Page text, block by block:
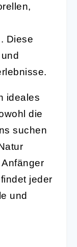
Diese
ideales
die
suchen
jeder
und